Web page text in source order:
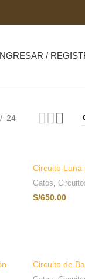
/
24
Circuito Luna
Gatos,
S/650.00
Circuito de